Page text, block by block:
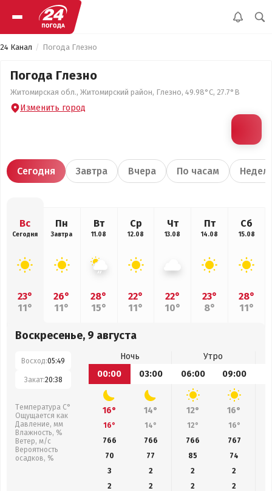
24 Канал Погода Глезно
Погода Глезно
Житомирская обл., Житомирский район, Глезно, 49.98°С, 27.7°В
Изменить город
Сегодня Завтра Вчера По часам
Вс
Сегодня
23°
11°
Пн
Завтра
26°
11°
Вт
11.08
28°
15°
Ср
12.08
22°
11°
Чт
13.08
22°
10°
Пт
14.08
23°
8°
Сб
15.08
28°
11°
Воскресенье, 9 августа
Восход:05:49
Закат:20:38
Температура С°
Ощущается как
Давление, мм
Влажность, %
Ветер, м/с
Вероятность
осадков, %
Ночь
Утро
00:00
03:00 06:00 09:00
16° 14° 12° 16°
16° 14° 12° 16°
766
766 766 767
70
77 85 74
3
2 2
2
2
2 2 2